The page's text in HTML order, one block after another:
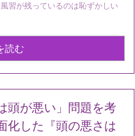
習が残っているのは恥ずかしい
読む
頭が悪い」問題を考
した『頭の悪さは